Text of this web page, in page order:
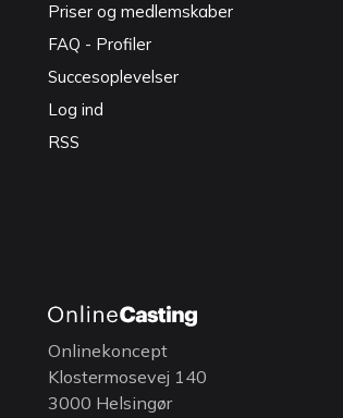
Priser og medlemskaber
FAQ - Profiler
Succesoplevelser
Log ind
RSS
Onlinekoncept
Klostermosevej 140
3000 Helsingør